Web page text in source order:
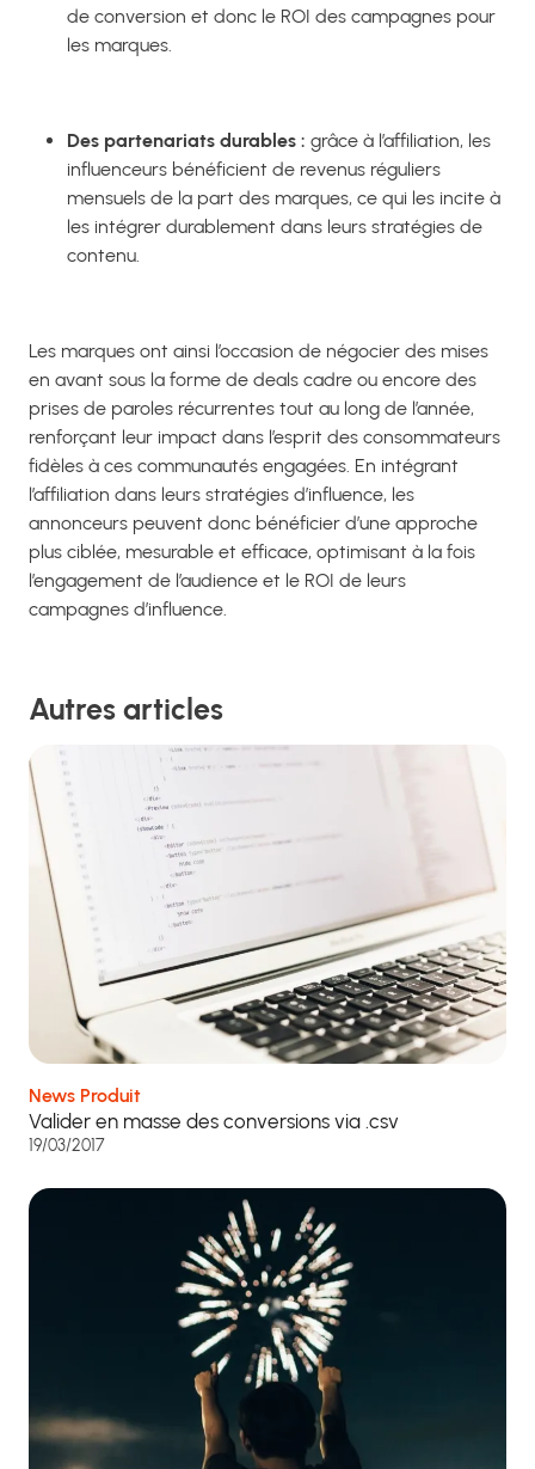
de conversion et donc le ROI des campagnes pour
les marques.
Des partenariats durables : grâce à l’affiliation, les
influenceurs bénéficient de revenus réguliers
mensuels de la part des marques, ce qui les incite à
les intégrer durablement dans leurs stratégies de
contenu.
Les marques ont ainsi l’occasion de négocier des mises
en avant sous la forme de deals cadre ou encore des
prises de paroles récurrentes tout au long de l’année,
renforçant leur impact dans l’esprit des consommateurs
fidèles à ces communautés engagées. En intégrant
l’affiliation dans leurs stratégies d’influence, les
annonceurs peuvent donc bénéficier d’une approche
plus ciblée, mesurable et efficace, optimisant à la fois
l’engagement de l’audience et le ROI de leurs
campagnes d’influence.
Autres articles
News Produit
Valider en masse des conversions via .csv
19/03/2017